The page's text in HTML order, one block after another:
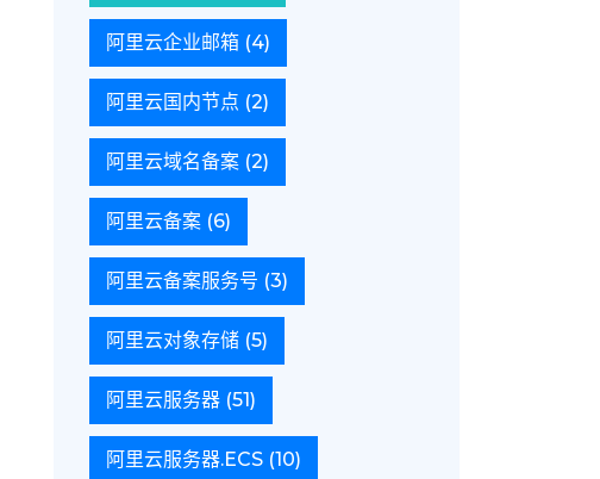
阿里云企业邮箱(4)
阿里云国内节点 (2)
阿里云域名备案(2)
阿里云备案(6)
阿里云备案服务号 (3)
阿里云对象存储(5)
阿里云服务器(51)
阿里云服务器.ECS(10)